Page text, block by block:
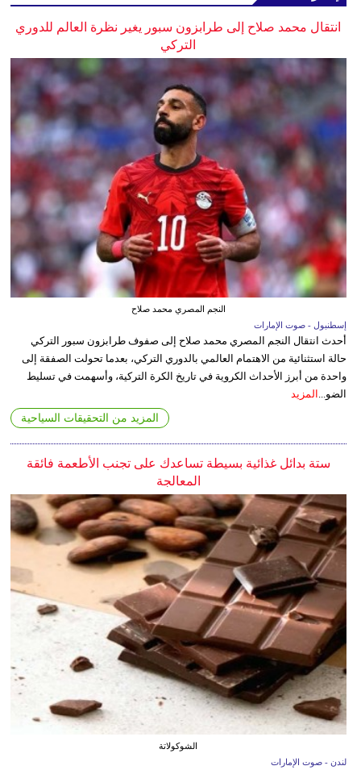
انتقال محمد صلاح إلى طرابزون سبور يغير نظرة العالم للدوري
التركي
النجم المصري محمد صلاح
إسطنبول - صوت الإمارات
أحدث انتقال النجم المصري محمد صلاح إلى صفوف طرابزون سبور التركي
حالة استثنائية من الاهتمام العالمي بالدوري التركي، بعدما تحولت الصفقة إلى
واحدة من أبرز الأحداث الكروية في تاريخ الكرة التركية، وأسهمت في تسليط
الضو... المزيد
المزيد من التحقيقات السياحية
ستة بدائل غذائية بسيطة تساعدك على تجنب الأطعمة فائقة
المعالجة
الشوكولاتة
لندن - صوت الإمارات